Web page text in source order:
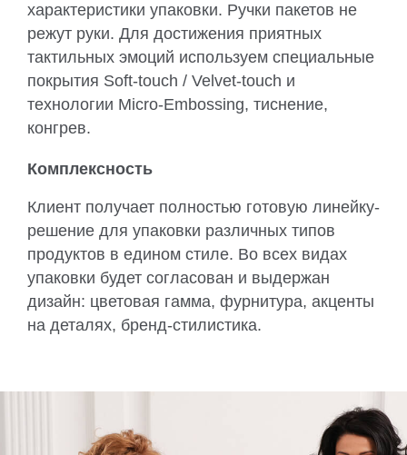
характеристики упаковки. Ручки пакетов не
режут руки. Для достижения приятных
тактильных эмоций используем специальные
покрытия Soft-touch / Velvet-touch и
технологии Micro-Embossing, тиснение,
конгрев.
Комплексность
Клиент получает полностью готовую линейку-
решение для упаковки различных типов
продуктов в едином стиле. Во всех видах
упаковки будет согласован и выдержан
дизайн: цветовая гамма, фурнитура, акценты
на деталях, бренд-стилистика.